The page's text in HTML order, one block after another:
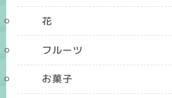
花
フルーツ
お菓子